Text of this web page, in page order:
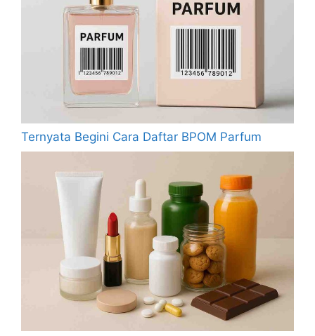
Ternyata Begini Cara Daftar BPOM Parfum